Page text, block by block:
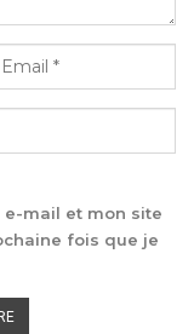
e-mail et mon site
fois que je